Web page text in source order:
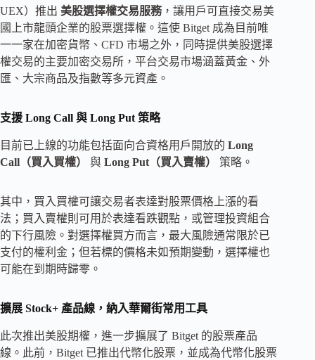
UEX）推出 美股選擇權交易服務，讓用戶可直接交易美
國上市龍頭企業的股票選擇權。這使 Bitget 成為目前唯
一一家在加密貨幣、CFD 市場之外，同時提供美股選擇
權交易的主要加密交易所，平台交易市場涵蓋黃金、外
匯、大宗商品及指數等多元資產。
支援 Long Call 與 Long Put 策略
目前已上線的功能包括面向合資格用戶開放的 Long
Call（買入買權）
與 Long Put（買入賣權） 策略。
其中，買入買權可讓交易者表達對股票價格上漲的看
法；買入賣權則可用於表達看跌觀點，或管理投資組合
的下行風險。對選擇權買方而言，最大風險通常限於已
支付的權利金；但若標的價格未如預期變動，選擇權也
可能在到期時歸零。
擴展 Stock+ 產品線，納入華爾街常用工具
此次推出美股期權，進一步擴展了 Bitget 的股票產品
線。此前，Bitget 已推出代幣化股票，並成為代幣化股票